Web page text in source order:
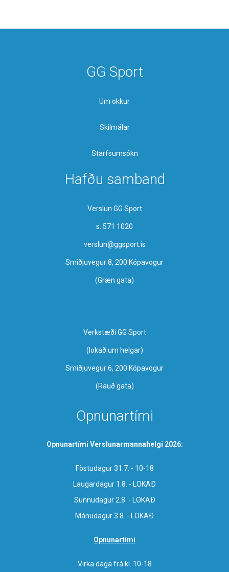
GG Sport
Um okkur
Skilmálar
Starfsumsókn
Hafðu samband
Verslun GG Sport
s. 571 1020
verslun@ggsport.is
Smiðjuvegur 8, 200 Kópavogur
(Græn gata)
Verkstæði GG Sport
​(lokað um helgar)
Smiðjuvegur 6, 200 Kópavogur
(Rauð gata)
Opnunartími
Opnunartími Verslunarmannahelgi 2026:
Föstudagur 31.7. - 10-18
Laugardagur 1.8. - LOKAÐ
Sunnudagur 2.8. - LOKAÐ
Mánudagur 3.8. - LOKAÐ
Opnunartími
Virka daga frá kl. 10-18